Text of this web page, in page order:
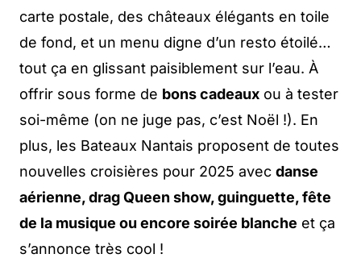
carte postale, des châteaux élégants en toile
de fond, et un menu digne d’un resto étoilé…
tout ça en glissant paisiblement sur l’eau. À
offrir sous forme de bons cadeaux ou à tester
soi-même (on ne juge pas, c’est Noël !). En
plus, les Bateaux Nantais proposent de toutes
nouvelles croisières pour 2025 avec danse
aérienne, drag Queen show, guinguette, fête
de la musique ou encore soirée blanche et ça
s’annonce très cool !